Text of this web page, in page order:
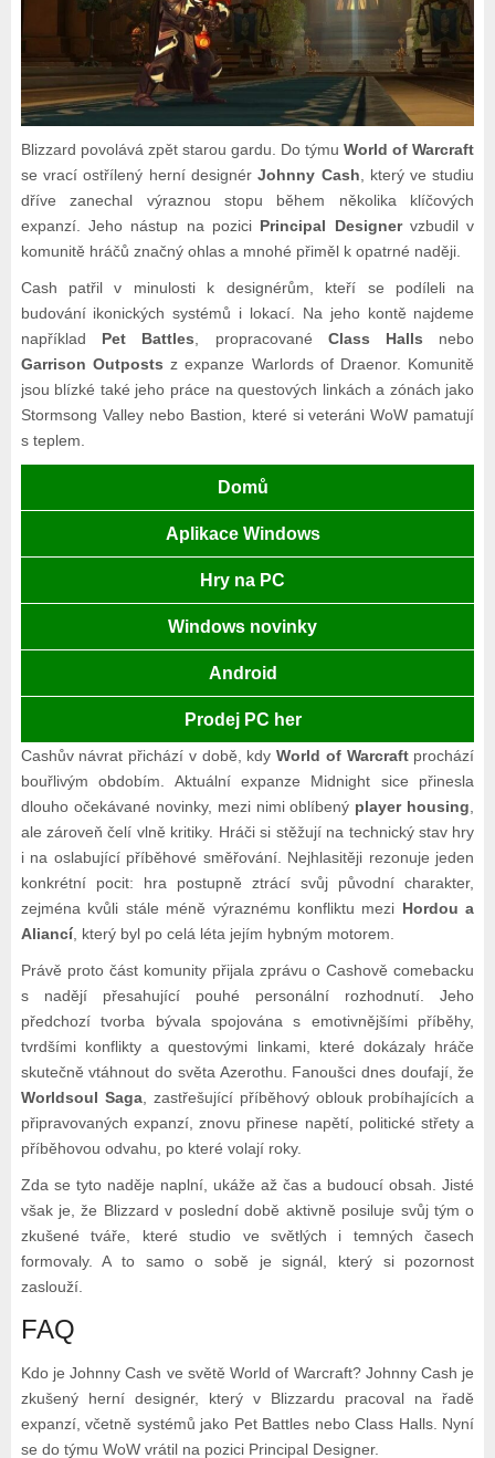
Blizzard povolává zpět starou gardu. Do týmuWorld of Warcraft
se vrací ostřílený herní designérJohnny Cash , který ve studiu
dříve zanechal výraznou stopu během několika klíčových
expanzí. Jeho nástup na pozici Principal Designervzbudil v
komunitě hráčů značný ohlas a mnohé přiměl k opatrné naději.
Cash patřil v minulosti k designérům, kteří se podíleli na
budování ikonických systémů i lokací. Na jeho kontě najdeme
například Pet Battles , propracované Class Halls nebo
Garrison Outposts z expanze Warlords of Draenor. Komunitě
jsou blízké také jeho práce na questových linkách a zónách jako
Stormsong Valley nebo Bastion, které si veteráni WoW pamatují
s teplem.
Domů
Aplikace Windows
Hry na PC
Windows novinky
Android
Prodej PC her
Cashův návrat přichází v době, kdyWorld of Warcraftprochází
bouřlivým obdobím. Aktuální expanze Midnight sice přinesla
dlouho očekávané novinky, mezi nimi oblíbený player housing
ale zároveň čelí vlně kritiky. Hráči si stěžují na technický stav hry
i na oslabující příběhové směřování. Nejhlasitěji rezonuje jeden
konkrétní pocit: hra postupně ztrácí svůj původní charakter,
zejména kvůli stále méně výraznému konfliktu mezi Hordou a
Aliancí, který byl po celá léta jejím hybným motorem.
Právě proto část komunity přijala zprávu o Cashově comebacku
s nadějí přesahující pouhé personální rozhodnutí. Jeho
předchozí tvorba bývala spojována s emotivnějšími příběhy,
tvrdšími konflikty a questovými linkami, které dokázaly hráče
skutečně vtáhnout do světa Azerothu. Fanoušci dnes doufají, že
Worldsoul Saga, zastřešující příběhový oblouk probíhajících a
připravovaných expanzí, znovu přinese napětí, politické střety a
příběhovou odvahu, po které volají roky.
Zda se tyto naděje naplní, ukáže až čas a budoucí obsah. Jisté
však je, že Blizzard v poslední době aktivně posiluje svůj tým o
zkušené tváře, které studio ve světlých i temných časech
formovaly. A to samo o sobě je signál, který si pozornost
zaslouží.
FAQ
Kdo je Johnny Cash ve světě World of Warcraft? Johnny Cash je
zkušený herní designér, který v Blizzardu pracoval na řadě
expanzí, včetně systémů jako Pet Battles nebo Class Halls. Nyní
se do týmu WoW vrátil na pozici Principal Designer.